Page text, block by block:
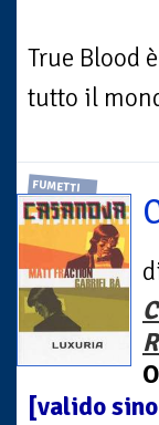
True Blood
tutto il
FUMETTI
[valido